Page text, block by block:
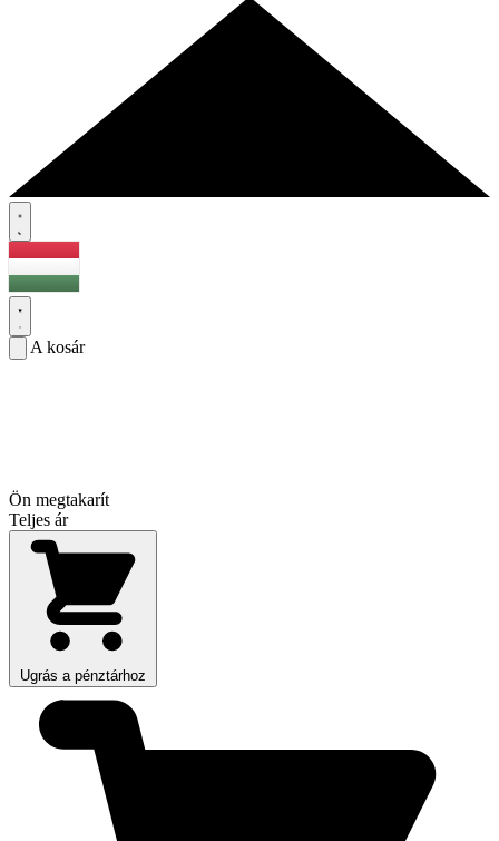
A kosár
Ön megtakarít
Teljes ár
Ugrás a pénztárhoz